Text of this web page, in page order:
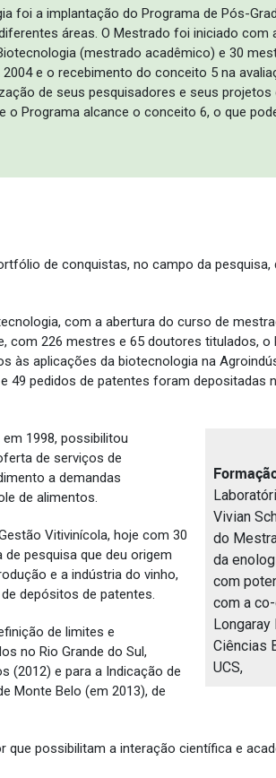
foi a implantação do Programa de Pós-
áreas. O Mestrado foi iniciado com
(mestrado acadêmico) e 30
e o recebimento do conceito 5 na
de seus pesquisadores e seus
o Programa alcance o conceito 6, o que
de conquistas, no campo da
com a abertura do curso de
com 226 mestres e 65 doutores titulados,
aplicações da biotecnologia na
pedidos de patentes foram depositadas
Vivian
do
da
com
com a
Ciências
UCS,
1998, possibilitou
de serviços de
a demandas
de alimentos.
Vitivinícola, hoje com 30
pesquisa que deu origem
e a indústria do vinho,
depósitos de patentes.
de limites e
no Rio Grande do Sul,
(2012) e para a Indicação de
Monte Belo (em 2013), de
que possibilitam a interação científica e